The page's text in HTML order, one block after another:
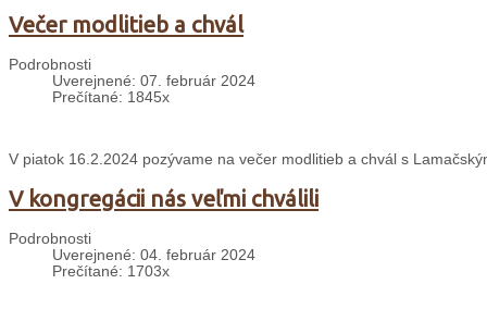
Večer modlitieb a chvál
Podrobnosti
Uverejnené: 07. február 2024
Prečítané: 1845x
V piatok 16.2.2024 pozývame na večer modlitieb a chvál s
V kongregácii nás veľmi chválili
Podrobnosti
Uverejnené: 04. február 2024
Prečítané: 1703x